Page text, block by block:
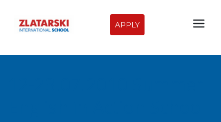
content
Zlatarski
International
APPLY